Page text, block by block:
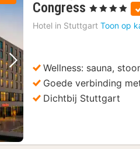
Volgende foto
Congress 2
nachten
vanaf
€
, 4 Sterren
Hotel in Stuttgart Toon op
Wellness: sauna,
Goede verbinding
Dichtbij Stuttgart